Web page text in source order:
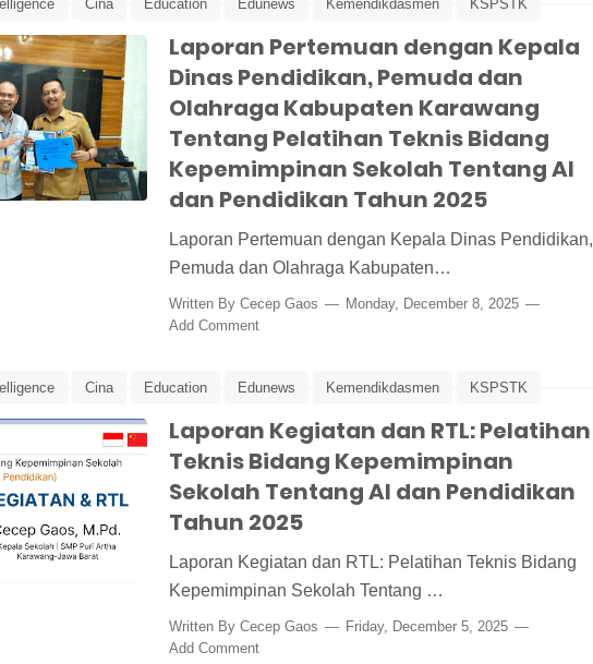
Cina Education Edunews Kemendikdasmen KSPSTK
LPDP Microcredential Peking University Pelatihan Pelatihan Kepala Sekolah
Tindak Lanjut RTL Tiongkok
Laporan Pertemuan dengan Kepala
Dinas Pendidikan, Pemuda dan
Olahraga Kabupaten Karawang
Tentang Pelatihan Teknis Bidang
Kepemimpinan Sekolah Tentang AI
dan Pendidikan Tahun 2025
Laporan Pertemuan dengan Kepala Dinas Pendidikan,
Pemuda dan Olahraga Kabupaten…
Written By Cecep Gaos
Monday, December 8, 2025
Add Comment
Cina Education Edunews Kemendikdasmen KSPSTK
LPDP Microcredential Peking University Pelatihan Pelatihan Kepala Sekolah
Tindak Lanjut RTL Tiongkok
Laporan Kegiatan dan RTL: Pelatihan
Teknis Bidang Kepemimpinan
Sekolah Tentang AI dan Pendidikan
Tahun 2025
Laporan Kegiatan dan RTL: Pelatihan Teknis Bidang
Kepemimpinan Sekolah Tentang …
Written By Cecep Gaos
Friday, December 5, 2025
Add Comment